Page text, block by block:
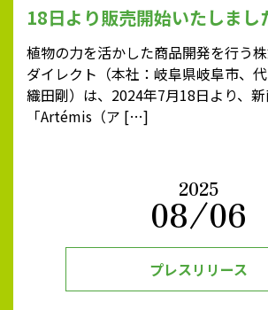
18日より販売開始いたしまし
植物の力を活かした商品開発を行う
ダイレクト（本社：岐阜県岐阜市、
織田剛）は、2024年7月18日より、
「Artémis（ア […]
2025
08/06
プレスリリース